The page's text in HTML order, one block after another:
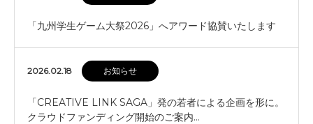
「九州学生ゲーム大祭2026」へアワード協賛いたします
2026.02.18 お知らせ
「CREATIVE LINK SAGA」発の若者による企画を形に。
クラウドファンディング開始のご案内…